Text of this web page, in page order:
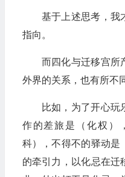
基于上述思考，我
指向。
而四化与迁移宫所
外界的关系，也有所不
比如，为了开心玩
作的差旅是（化权）
科），不得不的驿动是
的牵引力，以化忌在迁